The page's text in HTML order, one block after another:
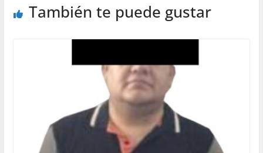
También te puede gustar